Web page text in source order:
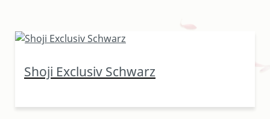
Shoji Exclusiv Schwarz